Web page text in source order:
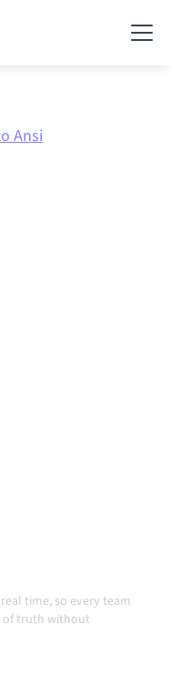
Ansi
time, so every team
of truth without